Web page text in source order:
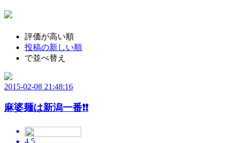
評価が高い順
投稿の新しい順
で並べ替え
2015-02-08 21:48:16
麻婆麺は新潟一番❗❗